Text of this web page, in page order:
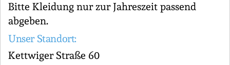
Bitte Kleidung nur zur Jahreszeit passend
abgeben.
Unser Standort:
Kettwiger Straße 60